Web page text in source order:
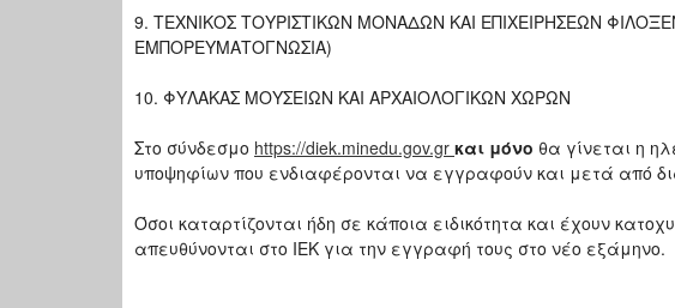
9. ΤΕΧΝΙΚΟΣ ΤΟΥΡΙΣΤΙΚΩΝ ΜΟΝΑΔΩΝ ΚΑΙ ΕΠΙΧΕΙΡΗΣΕΩΝ
ΕΜΠΟΡΕΥΜΑΤΟΓΝΩΣΙΑ)
10. ΦΥΛΑΚΑΣ ΜΟΥΣΕΙΩΝ ΚΑΙ ΑΡΧΑΙΟΛΟΓΙΚΩΝ ΧΩΡΩΝ
Στο σύνδεσμο https://diek.minedu.gov.gr και μόνο θα γίνεται η
υποψηφίων που ενδιαφέρονται να εγγραφούν και μετά από
Όσοι καταρτίζονται ήδη σε κάποια ειδικότητα και έχουν
απευθύνονται στο ΙΕΚ για την εγγραφή τους στο νέο εξάμηνο.